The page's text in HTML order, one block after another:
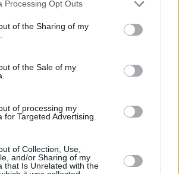
or usage behaviour. You may click to
to Google and its third-party tags to
specified purposes in below Google
Processing Opt Outs
of the Sharing of my
of the Sale of my
of processing my
for Targeted Advertising.
of Collection, Use,
and/or Sharing of my
that Is Unrelated with the
essere “combattuta per ogni
lo ha fatto in conformità con i
Cera , presidente dellaClub dei
New York
Israele e per essersi rifiutata di
dell’Assemblea generale delle
Israele a promulgare un cessate il